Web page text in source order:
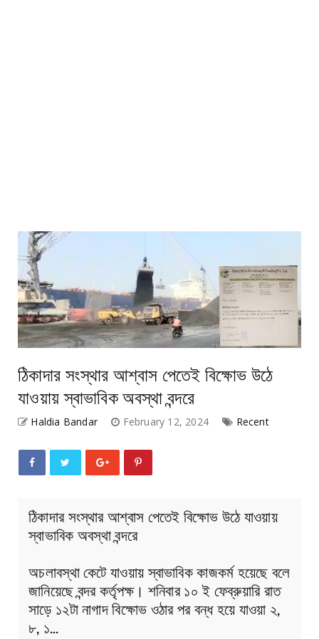
ঠিকাদার সংস্থার আশ্বাস পেতেই বিক্ষোভ উঠে
যাওয়ায় স্বাভাবিক অবস্থা বন্দরে
Haldia Bandar February 12, 2024 Recent
ঠিকাদার সংস্থার আশ্বাস পেতেই বিক্ষোভ উঠে যাওয়ায়
স্বাভাবিক অবস্থা বন্দরে
অচলাবস্থা কেটে যাওয়ায় স্বাভাবিক কাজকর্ম হয়েছে বলে
জানিয়েছে বন্দর কর্তৃপক্ষ। শনিবার ১০ ই ফেব্রুয়ারি রাত
সাড়ে ১২টা নাগাদ বিক্ষোভ ওঠার পর বন্ধ হয়ে যাওয়া ২,
৮, ১…